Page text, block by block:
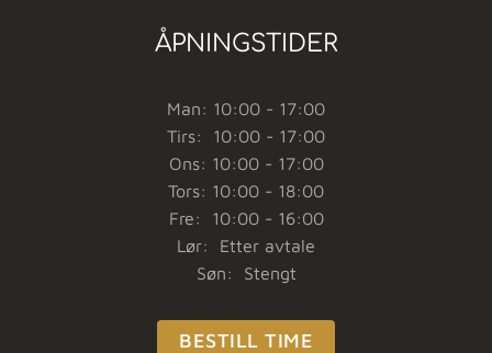
ÅPNINGSTIDER
Man: 10:00 - 17:00
Tirs: 10:00 - 17:00
Ons: 10:00 - 17:00
Tors: 10:00 - 18:00
Fre: 10:00 - 16:00
Lør: Etter avtale
Søn: Stengt
BESTILL TIME